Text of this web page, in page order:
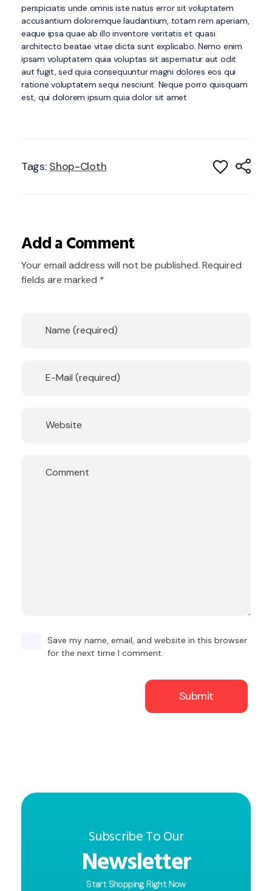
perspiciatis unde omnis iste natus error sit voluptatem
accusantium doloremque laudantium, totam rem aperiam,
eaque ipsa quae ab illo inventore veritatis et quasi
architecto beatae vitae dicta sunt explicabo. Nemo enim
ipsam voluptatem quia voluptas sit aspernatur aut odit
aut fugit, sed quia consequuntur magni dolores eos qui
ratione voluptatem sequi nesciunt. Neque porro quisquam
est, qui dolorem ipsum quia dolor sit amet
Tags: Shop-Cloth
Add a Comment
Your email address will not be published. Required
fields are marked *
Name (required)
E-Mail (required)
Website
Save my name, email, and website in this browser
for the next time I comment.
Comment
Subscribe To Our
Newsletter
Start Shopping Right Now